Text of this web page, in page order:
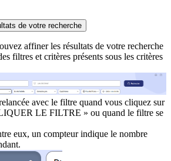
de votre recherche
affiner les résultats de votre recherche
filtres et critères présents sous les critères
avec le filtre quand vous cliquez sur
LE FILTRE » ou quand le filtre se
eux, un compteur indique le nombre